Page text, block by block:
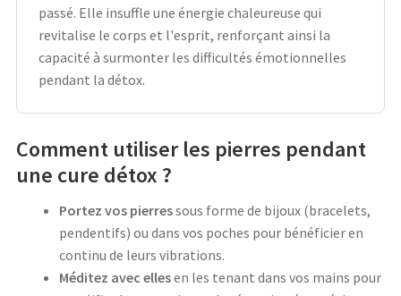
passé. Elle insuffle une énergie chaleureuse qui
revitalise le corps et l'esprit, renforçant ainsi la
capacité à surmonter les difficultés émotionnelles
pendant la détox.
Comment utiliser les pierres pendant
une cure détox ?
Portez vos pierressous forme de bijoux (bracelets,
pendentifs) ou dans vos poches pour bénéficier en
continu de leurs vibrations.
Méditez avec ellesen les tenant dans vos mains pour